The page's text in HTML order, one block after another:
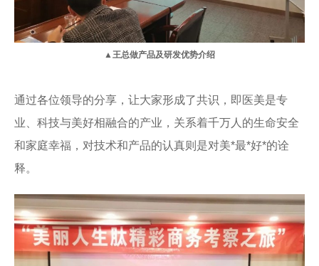
▲王总做产品及研发优势介绍
通过各位领导的分享，让大家形成了共识，即医美是专
业、科技与美好相融合的产业，关系着千万人的生命安全
和家庭幸福，对技术和产品的认真则是对美*最*好*的诠
释。